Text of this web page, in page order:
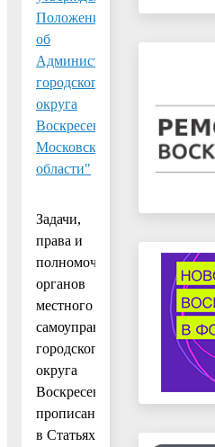
Положения
об
Администрации
городского
округа
Воскресенск
Московской
области"
Задачи,
права и
полномочия
органов
местного
самоуправления
городского
округа
Воскресенск
прописаны
в Статьях